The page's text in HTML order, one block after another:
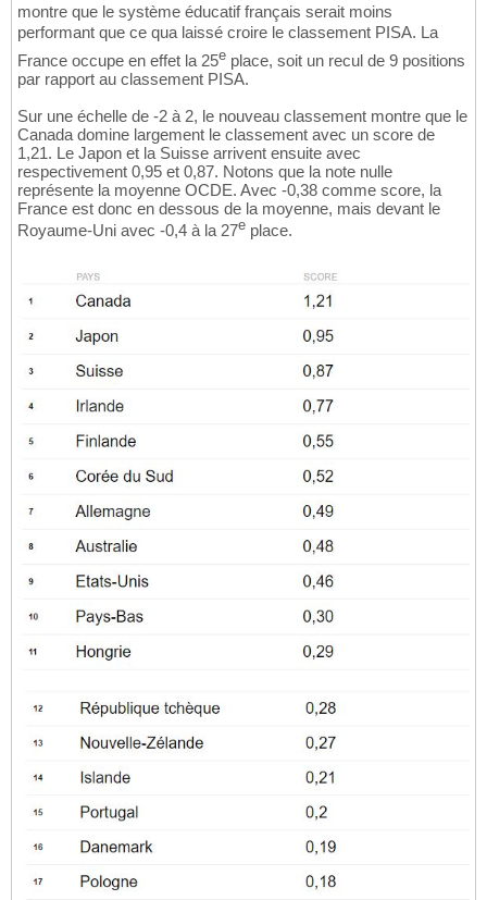
montre que le système éducatif français serait moins
performant que ce qua laissé croire le classement PISA. La
France occupe en effet la 25e place, soit un recul de 9 positions
par rapport au classement PISA.
Sur une échelle de -2 à 2, le nouveau classement montre que le
Canada domine largement le classement avec un score de
1,21. Le Japon et la Suisse arrivent ensuite avec
respectivement 0,95 et 0,87. Notons que la note nulle
représente la moyenne OCDE. Avec -0,38 comme score, la
France est donc en dessous de la moyenne, mais devant le
Royaume-Uni avec -0,4 à la 27e place.